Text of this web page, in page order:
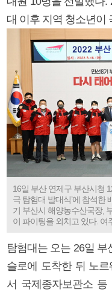
대 이후 지역 청소년이
16일 부산 연제구 부산시청
극 탐험대 발대식’에 참석한
기 부산시 해양농수산국장,
이 파이팅을 외치고 있다. 여
탐험대는 오는 26일 부
슬로에 도착한 뒤 노
서 국제종자보관소 등